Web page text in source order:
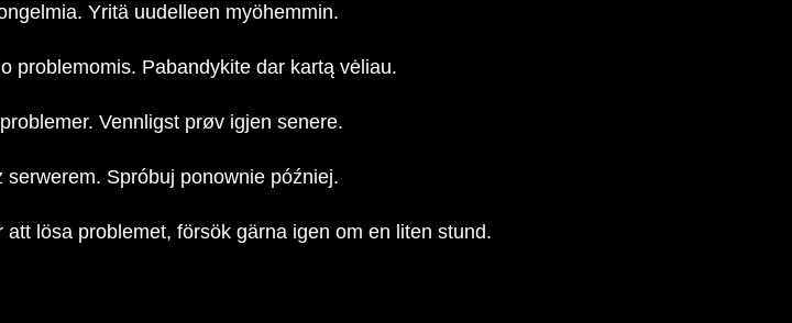
Yritä uudelleen myöhemmin.
problemomis. Pabandykite dar kartą vėliau.
Vennligst prøv igjen senere.
Spróbuj ponownie później.
lösa problemet, försök gärna igen om en liten stund.